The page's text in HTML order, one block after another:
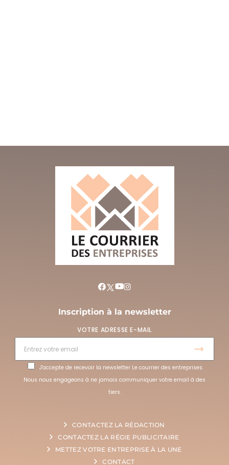
Inscription à la newsletter
VOTRE ADRESSE E-MAIL
J'accepte de recevoir la newsletter Le courrier des entreprises.
Nous nous engageons à ne jamais communiquer votre email à des
tiers.
CONTACTEZ LA RÉDACTION
CONTACTEZ LA RÉGIE PUBLICITAIRE
METTEZ VOTRE ENTREPRISE À LA UNE
CONTACT